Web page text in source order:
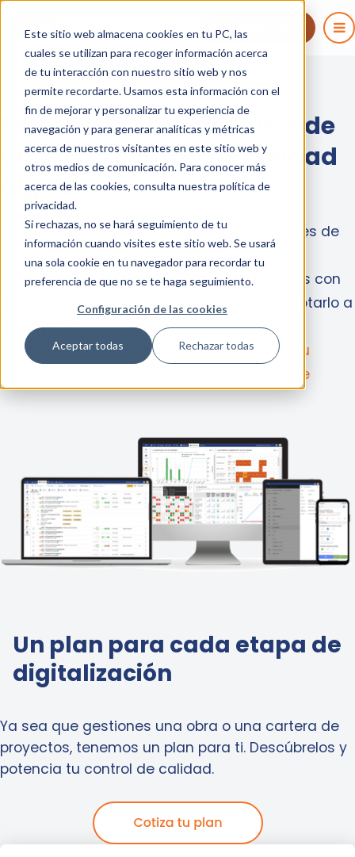
Este sitio web almacena cookies en tu PC, las
cuales se utilizan para recoger información acerca
de tu interacción con nuestro sitio web y nos
permite recordarte. Usamos esta información con el
fin de mejorar y personalizar tu experiencia de
navegación y para generar analíticas y métricas
acerca de nuestros visitantes en este sitio web y
otros medios de comunicación. Para conocer más
acerca de las cookies, consulta nuestra política de
privacidad.
Si rechazas, no se hará seguimiento de tu
información cuando visites este sitio web. Se usará
una sola cookie en tu navegador para recordar tu
preferencia de que no se te haga seguimiento.
Configuración de las cookies
Aceptar todas Rechazar todas
COMIENZA GRATIS
Reduce en 30% las fallas de
obra con control de calidad
digital
Recupera el control de tu obra: menos errores de
ejecución, inspecciones más rápidas y una
entrega final impecable. Agenda 30 minutos con
un especialista y te mostramos cómo adaptarlo a
tu proyecto.
¿Prefieres empezar gratis sin demo?
Crea tu
Contactar soporte
Un plan para cada etapa de
digitalización
Ya sea que gestiones una obra o una cartera de
proyectos, tenemos un plan para ti. Descúbrelos y
potencia tu control de calidad.